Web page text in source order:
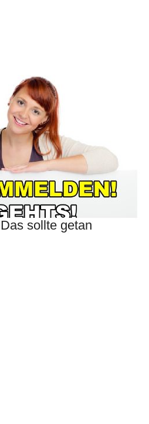
sollte getan